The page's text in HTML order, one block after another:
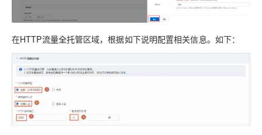
在HTTP流量全托管区域，根据如下说明配置相关信息。如下：